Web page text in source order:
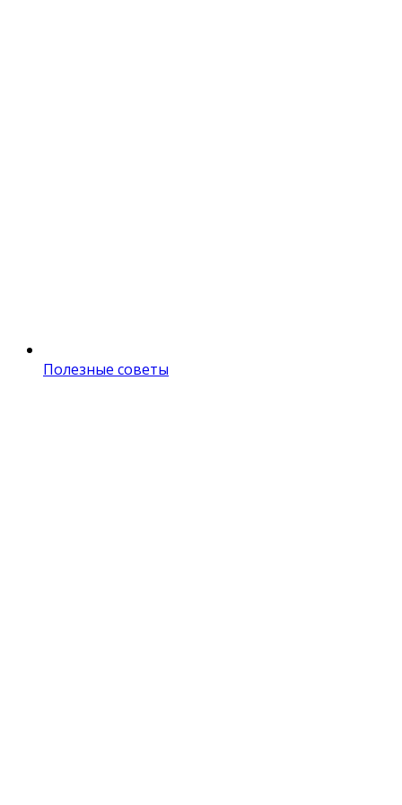
Полезные советы